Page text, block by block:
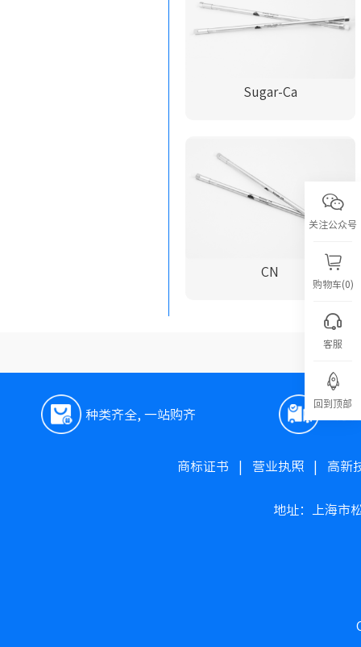
Sugar-Ca
CN
种类齐全, 一站购齐
商标证书 营业执照| 高新
地址：上海市
关注公众号
购物车(0)
客服
回到顶部